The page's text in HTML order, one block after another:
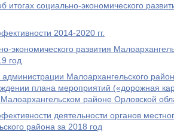
социально-экономического
2014-2020 гг.
экономического развития
год
Малоархангельского
плана мероприятий («дорожная
Малоархангельском районе Орловской
деятельности органов
района за 2018 год